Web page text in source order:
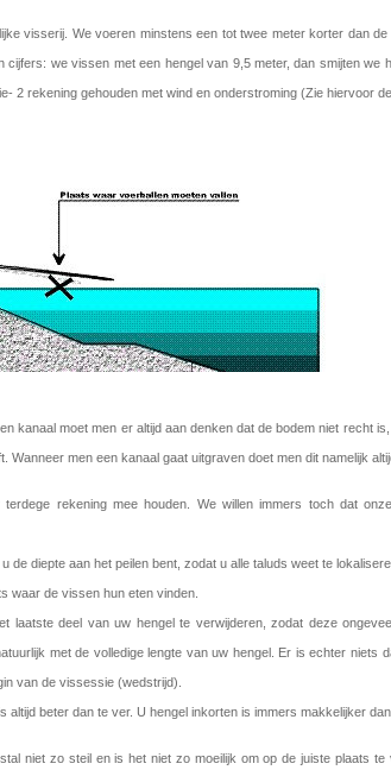
visserij. We voeren minstens een tot twee meter korter dan
cijfers: we vissen met een hengel van 9,5 meter, dan smijten
2 rekening gehouden met wind en onderstroming (Zie hiervoor
kanaal moet men er altijd aan denken dat de bodem niet recht
Wanneer men een kanaal gaat uitgraven doet men dit namelijk
rekening mee houden. We willen immers toch dat
de diepte aan het peilen bent, zodat u alle taluds weet te
waar de vissen hun eten vinden.
laatste deel van uw hengel te verwijderen, zodat deze
met de volledige lengte van uw hengel. Er is echter
van de vissessie (wedstrijd).
altijd beter dan te ver. U hengel inkorten is immers makkelijker
niet zo steil en is het niet zo moeilijk om op de juiste plaats